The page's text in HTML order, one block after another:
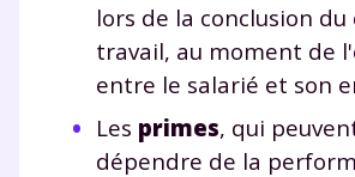
lors de la conclusion
travail, au moment de
entre le salarié et son
Les primes, qui
dépendre de la